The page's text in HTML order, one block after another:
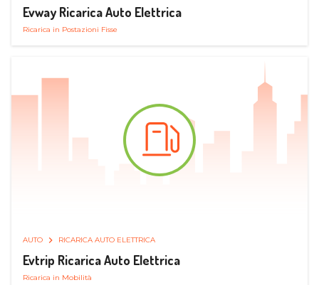
Evway Ricarica Auto Elettrica
Ricarica in Postazioni Fisse
AUTO RICARICA AUTO ELETTRICA
Evtrip Ricarica Auto Elettrica
Ricarica in Mobilità